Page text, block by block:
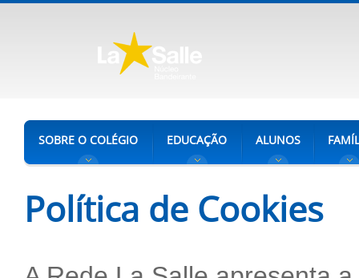
SOBRE O COLÉGIO EDUCAÇÃO ALUNOS
Política de Cookies